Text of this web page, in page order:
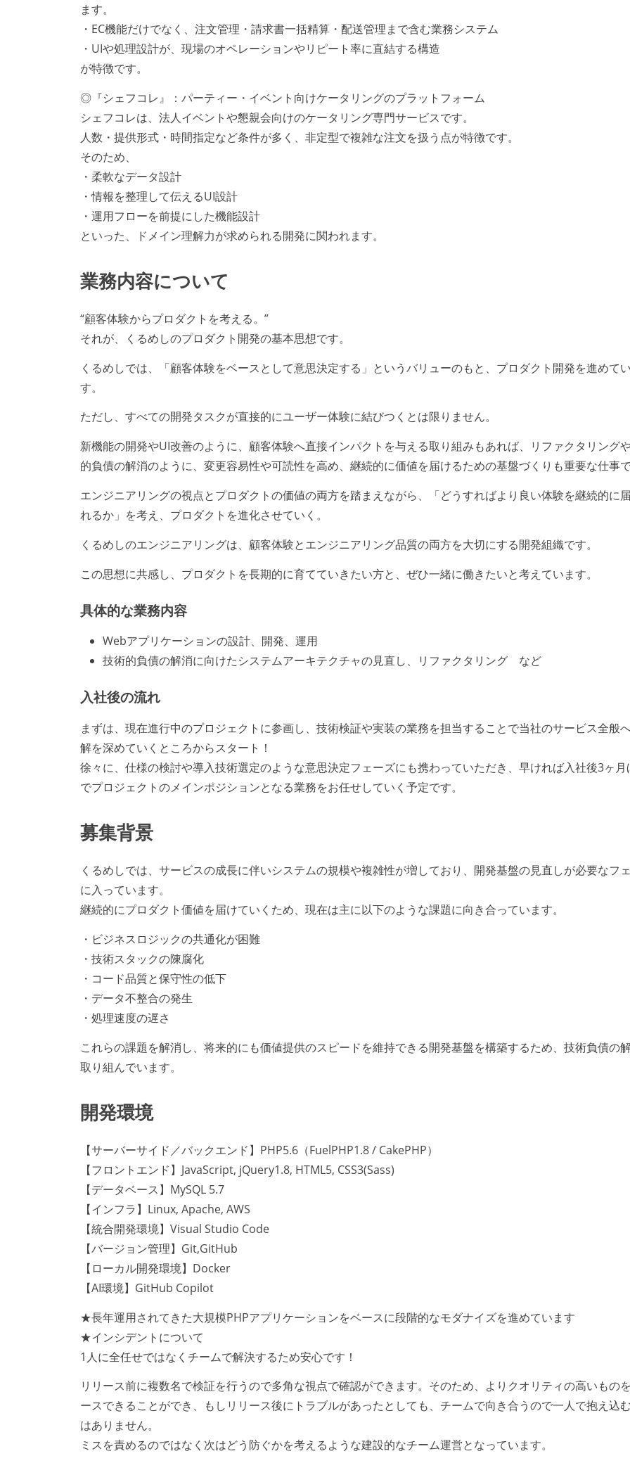
ます。
・EC機能だけでなく、注文管理・請求書一括精算・配送管理まで含む業務システム
・UIや処理設計が、現場のオペレーションやリピート率に直結する構造
が特徴です。
◎『シェフコレ』：パーティー・イベント向けケータリングのプラットフォーム
シェフコレは、法人イベントや懇親会向けのケータリング専門サービスです。
人数・提供形式・時間指定など条件が多く、非定型で複雑な注文を扱う点が特徴です。
そのため、
・柔軟なデータ設計
・情報を整理して伝えるUI設計
・運用フローを前提にした機能設計
といった、ドメイン理解力が求められる開発に関われます。
業務内容について
“顧客体験からプロダクトを考える。”
それが、くるめしのプロダクト開発の基本思想です。
くるめしでは、「顧客体験をベースとして意思決定する」というバリューのもと、プロダクト開発を進めて
す。
ただし、すべての開発タスクが直接的にユーザー体験に結びつくとは限りません。
新機能の開発やUI改善のように、顧客体験へ直接インパクトを与える取り組みもあれば、リファクタリング
的負債の解消のように、変更容易性や可読性を高め、継続的に価値を届けるための基盤づくりも重要な仕事で
エンジニアリングの視点とプロダクトの価値の両方を踏まえながら、「どうすればより良い体験を継続的に
れるか」を考え、プロダクトを進化させていく。
くるめしのエンジニアリングは、顧客体験とエンジニアリング品質の両方を大切にする開発組織です。
この思想に共感し、プロダクトを長期的に育てていきたい方と、ぜひ一緒に働きたいと考えています。
具体的な業務内容
Webアプリケーションの設計、開発、運用
技術的負債の解消に向けたシステムアーキテクチャの見直し、リファクタリング など
入社後の流れ
まずは、現在進行中のプロジェクトに参画し、技術検証や実装の業務を担当することで当社のサービス全般
解を深めていくところからスタート！
徐々に、仕様の検討や導入技術選定のような意思決定フェーズにも携わっていただき、早ければ入社後3ヶ月
でプロジェクトのメインポジションとなる業務をお任せしていく予定です。
募集背景
くるめしでは、サービスの成長に伴いシステムの規模や複雑性が増しており、開発基盤の見直しが必要なフ
に入っています。
継続的にプロダクト価値を届けていくため、現在は主に以下のような課題に向き合っています。
・ビジネスロジックの共通化が困難
・技術スタックの陳腐化
・コード品質と保守性の低下
・データ不整合の発生
・処理速度の遅さ
これらの課題を解消し、将来的にも価値提供のスピードを維持できる開発基盤を構築するため、技術負債の
取り組んでいます。
開発環境
【サーバーサイド／バックエンド】PHP5.6（FuelPHP1.8 / CakePHP）
【フロントエンド】JavaScript, jQuery1.8, HTML5, CSS3(Sass)
【データベース】MySQL 5.7
【インフラ】Linux, Apache, AWS
【統合開発環境】Visual Studio Code
【バージョン管理】Git,GitHub
【ローカル開発環境】Docker
【AI環境】GitHub Copilot
★長年運用されてきた大規模PHPアプリケーションをベースに段階的なモダナイズを進めています
★インシデントについて
1人に全任せではなくチームで解決するため安心です！
リリース前に複数名で検証を行うので多角な視点で確認ができます。そのため、よりクオリティの高いもの
ースできることができ、もしリリース後にトラブルがあったとしても、チームで向き合うので一人で抱え込
はありません。
ミスを責めるのではなく次はどう防ぐかを考えるような建設的なチーム運営となっています。